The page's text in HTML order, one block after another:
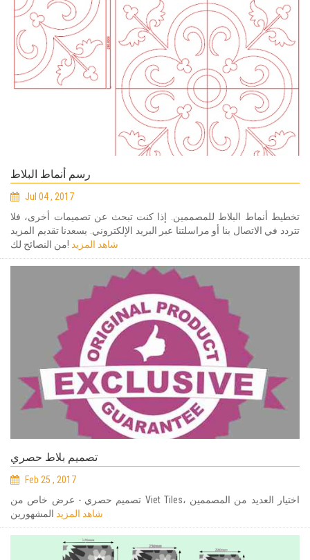
رسم أنماط البلاط
Jul 04 , 2017
تخطيط أنماط البلاط للمصممين. إذا كنت تبحث عن تصميمات أخرى، فلا
تتردد في الاتصال بنا أو مراسلتنا عبر البريد الإلكتروني. يسعدنا تقديم المزيد
من النصائح لك! شاهد المزيد
تصميم بلاط حصري
Feb 25 , 2017
تصميم حصري - عرض خاص من Viet Tiles، اختيار العديد من المصممين
شاهد المزيد